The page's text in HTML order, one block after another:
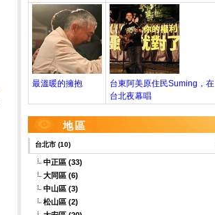
最溫暖的擁抱
台東阿美原住民Suming，在
台北夜幕唱
地區
台北市 (10)
中正區 (33)
大同區 (6)
中山區 (3)
松山區 (2)